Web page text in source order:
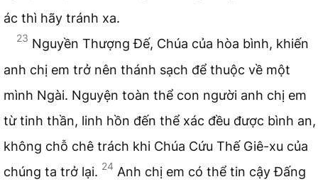
ác thì hãy tránh xa.
23 Nguyền Thượng Đế, Chúa của hòa bình, khiến
anh chị em trở nên thánh sạch để thuộc về một
mình Ngài. Nguyện toàn thể con người anh chị em
từ tinh thần, linh hồn đến thể xác đều được bình an,
không chỗ chê trách khi Chúa Cứu Thế Giê-xu của
chúng ta trở lại. 24 Anh chị em có thể tin cậy Đấng